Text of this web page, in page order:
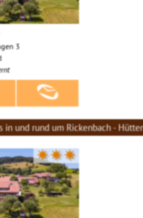
3
in und rund um Rickenbach -
✷✷✷